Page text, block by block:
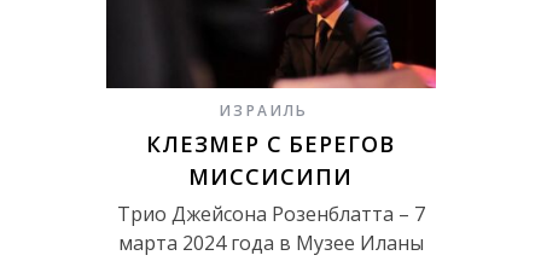
ИЗРАИЛЬ
КЛЕЗМЕР С БЕРЕГОВ
МИССИСИПИ
Трио Джейсона Розенблатта – 7
марта 2024 года в Музее Иланы